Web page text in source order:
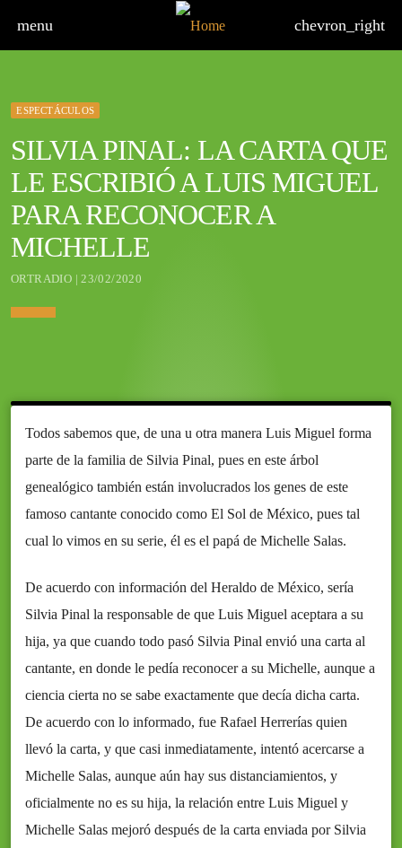
menu chevron_right
ESPECTÁCULOS
SILVIA PINAL: LA CARTA QUE
LE ESCRIBIÓ A LUIS MIGUEL
PARA RECONOCER A
MICHELLE
ORTRADIO | 23/02/2020
Todos sabemos que, de una u otra manera Luis Miguel forma
parte de la familia de Silvia Pinal, pues en este árbol
genealógico también están involucrados los genes de este
famoso cantante conocido como El Sol de México, pues tal
cual lo vimos en su serie, él es el papá de Michelle Salas.
De acuerdo con información del Heraldo de México, sería
Silvia Pinal la responsable de que Luis Miguel aceptara a su
hija, ya que cuando todo pasó Silvia Pinal envió una carta al
cantante, en donde le pedía reconocer a su Michelle, aunque a
ciencia cierta no se sabe exactamente que decía dicha carta.
De acuerdo con lo informado, fue Rafael Herrerías quien
llevó la carta, y que casi inmediatamente, intentó acercarse a
Michelle Salas, aunque aún hay sus distanciamientos, y
oficialmente no es su hija, la relación entre Luis Miguel y
Michelle Salas mejoró después de la carta enviada por Silvia